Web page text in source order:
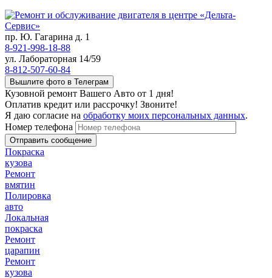
пр. Ю. Гагарина д. 1
8-921-998-18-88
ул. Лабораторная 14/59
8-812-507-60-84
Вышлите фото в Телеграм
Кузовной ремонт Вашего Авто от 1 дня!
Оплатив кредит или рассрочку! Звоните!
Я даю согласие на обработку моих персональных данных.
Номер телефона
Покраска
кузова
Ремонт
вмятин
Полировка
авто
Локальная
покраска
Ремонт
царапин
Ремонт
кузова